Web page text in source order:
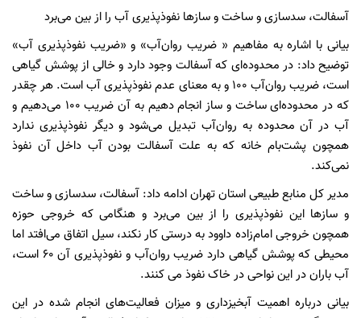
آسفالت، سدسازی و ساخت و سازها نفوذپذیری آب را از بین می‌برد
بیانی با اشاره به مفاهیم « ضریب روان‌آب» و «ضریب نفوذپذیری آب»
توضیح داد: در محدوده‌ای که آسفالت وجود دارد و خالی از پوشش گیاهی
است، ضریب روان‌آب ۱۰۰ و به معنای عدم نفوذپذیری آب است. هر چقدر
که در محدوده‌ای ساخت و ساز انجام دهیم به آن ضریب ۱۰۰ می‌دهیم و
آب در آن محدوده به روان‌آب تبدیل می‌شود و دیگر نفوذپذیری ندارد
همچون پشت‌بام خانه‌ که به علت آسفالت بودن آب داخل آن نفوذ
نمی‌کند.
مدیر کل منابع طبیعی استان تهران ادامه داد: آسفالت، سدسازی و ساخت
و سازها این نفوذپذیری را از بین می‌برد و هنگامی که خروجی حوزه
همچون خروجی امام‌زاده داوود به درستی کار نکند، سیل اتفاق می‌افتد اما
محیطی که پوشش گیاهی دارد ضریب روان‌آب و نفوذپذیری آن ۶۰ است،
آب باران در این نواحی در خاک نفوذ می کنند.
بیانی درباره اهمیت آبخیزداری و میزان فعالیت‌های انجام شده در این